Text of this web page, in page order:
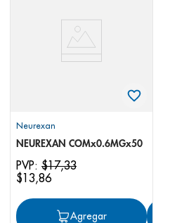
Neurexan
NEUREXAN COMx0.6MGx50
PVP: $17,33
$13,86
Agregar
panolini
prueba embarazo